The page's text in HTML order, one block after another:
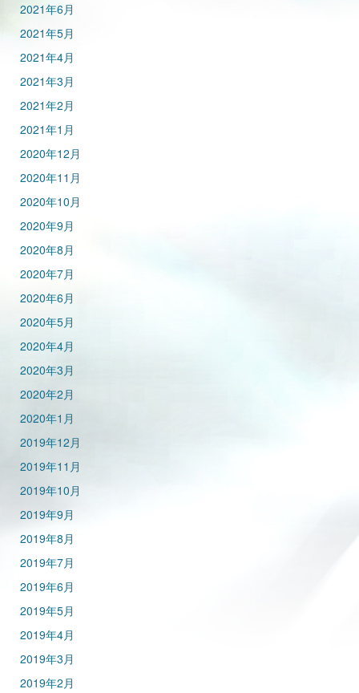
2021年6月
2021年5月
2021年4月
2021年3月
2021年2月
2021年1月
2020年12月
2020年11月
2020年10月
2020年9月
2020年8月
2020年7月
2020年6月
2020年5月
2020年4月
2020年3月
2020年2月
2020年1月
2019年12月
2019年11月
2019年10月
2019年9月
2019年8月
2019年7月
2019年6月
2019年5月
2019年4月
2019年3月
2019年2月